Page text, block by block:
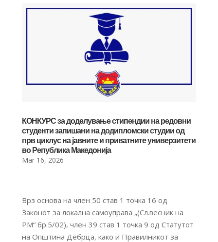
КОНКУРС за доделување стипендии на редовни
студенти запишани на додипломски студии од
прв циклус на јавните и приватните универзитети
во Република Македонија
Mar 16, 2026
Врз основа на член 50 став 1 точка 16 од
Законот за локална самоуправа „(Сл.весник на
РМ“ бр.5/02), член 39 став 1 точка 9 од Статутот
на Општина Дебрца, како и Правилникот за